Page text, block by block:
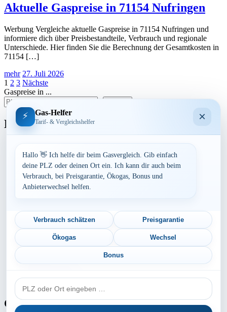
Aktuelle Gaspreise in 71154 Nufringen
Werbung Vergleiche aktuelle Gaspreise in 71154 Nufringen und
informiere dich über Preisbestandteile, Verbrauch und regionale
Unterschiede. Hier finden Sie die Berechnung der Gesamtkosten in
71154 […]
mehr 27. Juli 2026
Seitennummerierung
der
Beiträge
1 2 3 Nächste
Gaspreise in ...
Bundesland
Bayern
Berlin
Brandenburg
Hamburg
Mecklenburg-Vorpommern
Niedersachsen
Nordrhein-Westfalen
Rheinland-Pfalz
Saarland
Sachsen-Anhalt
Gaspreis-Explosion
⚡ Gas-Helfer
Tarif- & Vergleichshelfer ×
Hallo 👋 Ich helfe dir beim Gasvergleich. Gib einfach
deine PLZ oder deinen Ort ein. Ich kann dir auch beim
Verbrauch, bei Preisgarantie, Ökogas, Bonus und
Anbieterwechsel helfen.
Verbrauch schätzen Preisgarantie
Ökogas Wechsel
Bonus
PLZ
oder
Ort